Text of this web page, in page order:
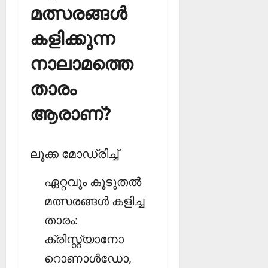
മത്സരങ്ങള്‍
കളിക്കുന്ന
നാലാമത്തെ
താരം
ആരാണ്?
ലൂക്ക മോഡ്രിച്ച്
ഏറ്റവും കൂടുതല്‍
മത്സരങ്ങള്‍ കളിച്ച
താരം:
ക്രിസ്റ്റ്യാനോ
റൊണാള്‍ഡോ,